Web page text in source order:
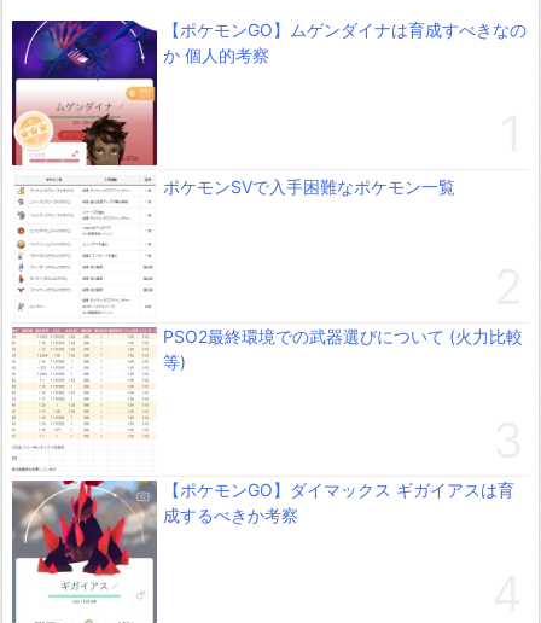
【ポケモンGO】ムゲンダイナは育成すべきなの
か 個人的考察
ポケモンSVで入手困難なポケモン一覧
PSO2最終環境での武器選びについて (火力比較
等)
【ポケモンGO】ダイマックス ギガイアスは育
成するべきか考察